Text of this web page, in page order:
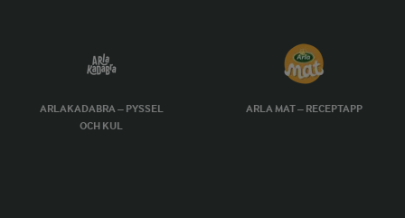
ARLAKADABRA – PYSSEL
OCH KUL
ARLA MAT – RECEPTAPP